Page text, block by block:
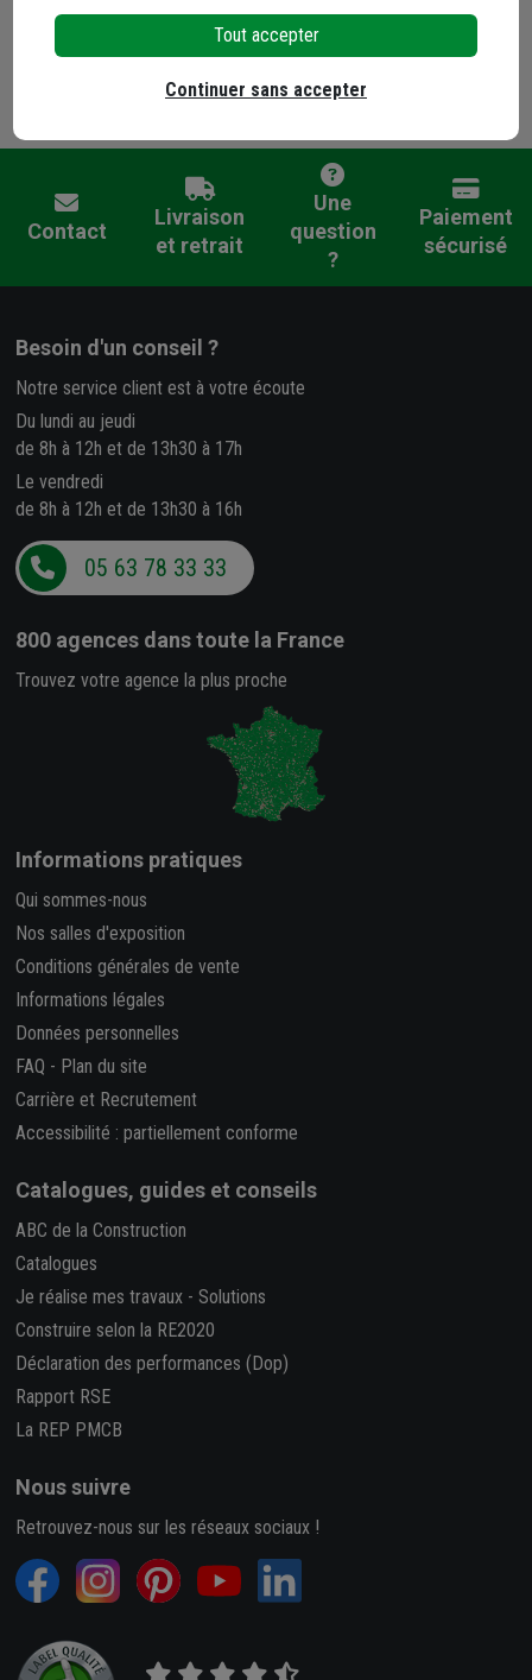
métallurgie, la démolition, la rénovation et la création.
Tous les produits de la marque Erko
Contact
Livraison
et retrait
Une
question
?
Paiement
sécurisé
Besoin d'un conseil ?
Notre service client est à votre écoute
Du lundi au jeudi
de 8h à 12h et de 13h30 à 17h
Le vendredi
de 8h à 12h et de 13h30 à 16h
05 63 78 33 33
800 agences dans toute la France
Trouvez votre agence la plus proche
Informations pratiques
Qui sommes-nous
Nos salles d'exposition
Conditions générales de vente
Informations légales
Données personnelles
FAQ - Plan du site
Carrière et Recrutement
Accessibilité : partiellement conforme
Catalogues, guides et conseils
ABC de la Construction
Catalogues
Je réalise mes travaux - Solutions
Construire selon la RE2020
Déclaration des performances (Dop)
Rapport RSE
La REP PMCB
Nous suivre
Retrouvez-nous sur les réseaux sociaux !
Tout accepter
Continuer sans accepter